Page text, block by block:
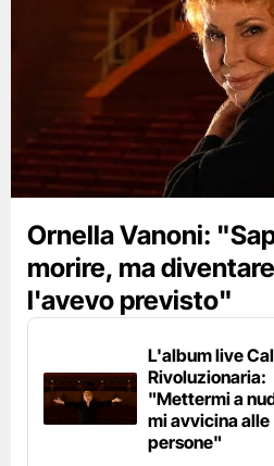
Ornella Vanoni:
morire, ma
l'avevo previsto"
L'album live
Rivoluzionaria:
"Mettermi a
mi avvicina alle
persone"